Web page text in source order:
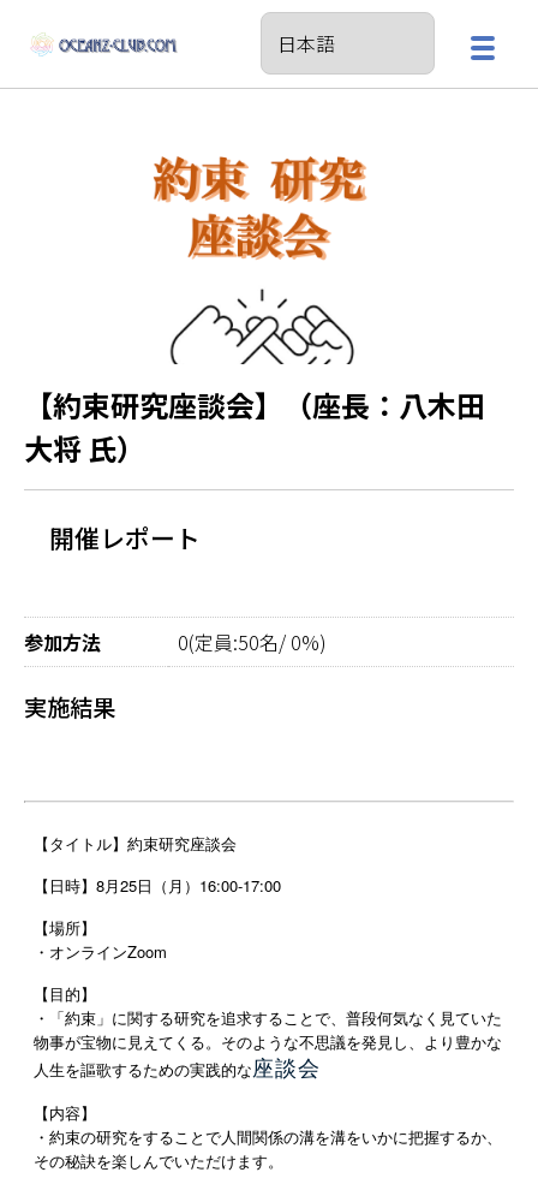
【約束研究座談会】（座長：八木田
大将 氏）
開催レポート
参加方法 0(定員:50名/ 0%)
実施結果
【タイトル】約束研究座談会
【日時】8月25日（月）16:00-17:00
【場所】
・オンラインZoom
【目的】
・「約束」に関する研究を追求することで、普段何気なく見ていた
物事が宝物に見えてくる。そのような不思議を発見し、より豊かな
人生を謳歌するための実践的な座談会
【内容】
・約束の研究をすることで人間関係の溝を溝をいかに把握するか、
その秘訣を楽しんでいただけます。